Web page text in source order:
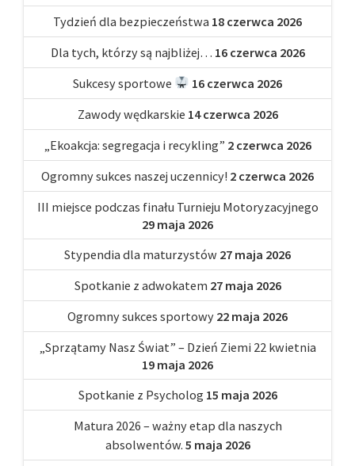
Tydzień dla bezpieczeństwa 18 czerwca 2026
Dla tych, którzy są najbliżej… 16 czerwca 2026
Sukcesy sportowe
16 czerwca 2026
Zawody wędkarskie 14 czerwca 2026
„Ekoakcja: segregacja i recykling” 2 czerwca 2026
Ogromny sukces naszej uczennicy! 2 czerwca 2026
III miejsce podczas finału Turnieju Motoryzacyjnego
29 maja 2026
Stypendia dla maturzystów 27 maja 2026
Spotkanie z adwokatem 27 maja 2026
Ogromny sukces sportowy 22 maja 2026
„Sprzątamy Nasz Świat” – Dzień Ziemi 22 kwietnia
19 maja 2026
Spotkanie z Psycholog 15 maja 2026
Matura 2026 – ważny etap dla naszych
absolwentów. 5 maja 2026